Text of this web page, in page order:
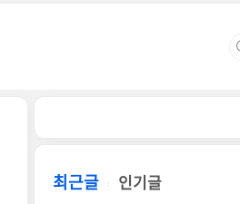
최근글 인기글